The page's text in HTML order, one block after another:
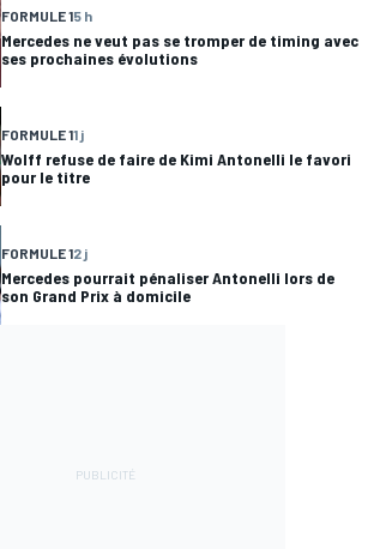
FORMULE 15 h
Mercedes ne veut pas se tromper de timing avec
ses prochaines évolutions
FORMULE 11 j
Wolff refuse de faire de Kimi Antonelli le favori
pour le titre
FORMULE 12 j
Mercedes pourrait pénaliser Antonelli lors de
son Grand Prix à domicile